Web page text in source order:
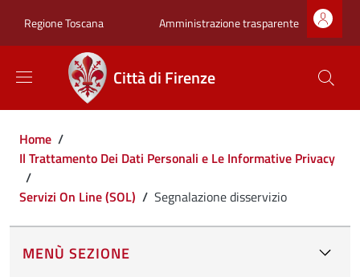
Regione Toscana Zona superiore
Amministrazione trasparente
Città di Firenze
Briciole di pane
Home /
Il Trattamento Dei Dati Personali e Le Informative Privacy
/
Servizi On Line (SOL) / Segnalazione disservizio
MENÙ SEZIONE